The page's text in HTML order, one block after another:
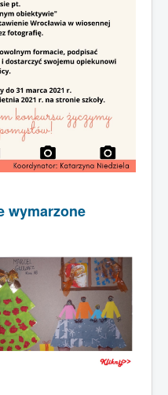
wymarzone